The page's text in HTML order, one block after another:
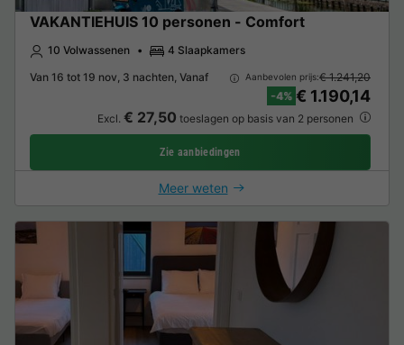
VAKANTIEHUIS 10 personen - Comfort
10 Volwassenen
4 Slaapkamers
Van 16 tot 19 nov, 3 nachten, Vanaf
Aanbevolen prijs:€ 1.241,20
-4% € 1.190,14
Excl. € 27,50 toeslagen op basis van 2 personen
Zie aanbiedingen
Meer weten